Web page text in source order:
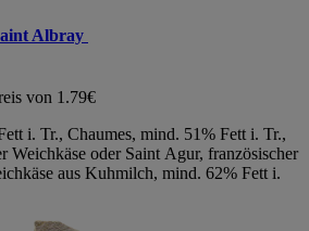
Albray
von 1.79€
i. Tr., Chaumes, mind. 51% Fett i. Tr.,
Weichkäse oder Saint Agur, französischer
aus Kuhmilch, mind. 62% Fett i.